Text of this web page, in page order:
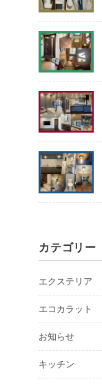
カテゴリー
エクステリア
エコカラット
お知らせ
キッチン